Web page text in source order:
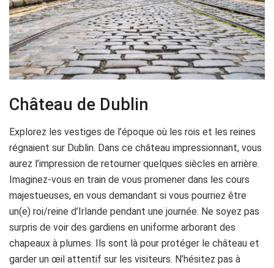
Château de Dublin
Explorez les vestiges de l’époque où les rois et les reines
régnaient sur Dublin. Dans ce château impressionnant, vous
aurez l’impression de retourner quelques siècles en arrière.
Imaginez-vous en train de vous promener dans les cours
majestueuses, en vous demandant si vous pourriez être
un(e) roi/reine d’Irlande pendant une journée. Ne soyez pas
surpris de voir des gardiens en uniforme arborant des
chapeaux à plumes. Ils sont là pour protéger le château et
garder un œil attentif sur les visiteurs. N’hésitez pas à